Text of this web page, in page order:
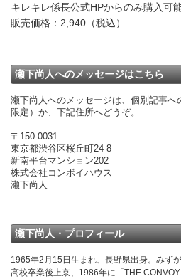
キレキレ係長公式HPからのみ購入可
販売価格：2,940（税込）
瀬下尚人へのメッセージはこちら
瀬下尚人へのメッセージは、個別記事へ
限定）か、下記住所へどうぞ。
〒150-0031
東京都渋谷区桜丘町24-8
新南平台マンション202
株式会社コンボイハウス
瀬下尚人
瀬下尚人・プロフィール
1965年2月15日生まれ、長野県出身。みずが
高校卒業後上京、1986年に「THE